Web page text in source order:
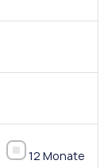
12 Monate